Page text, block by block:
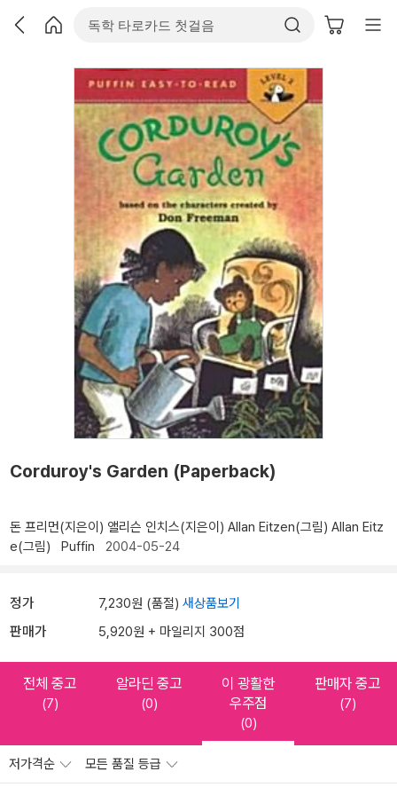
Corduroy's Garden (Paperback)
돈 프리먼(지은이) 앨리슨 인치스(지은이) Allan Eitzen(그림) Allan Eitz
e(그림)
Puffin 2004-05-24
정가 7,230원 (품절) 새상품보기
판매가 5,920원 + 마일리지 300점
전체 중고
(7)
알라딘 중고
(0)
이 광활한
우주점
(0)
판매자 중고
(7)
저가격순 모든 품질 등급